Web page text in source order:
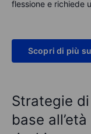
flessione e richiede
Scopri di più
Strategie
base